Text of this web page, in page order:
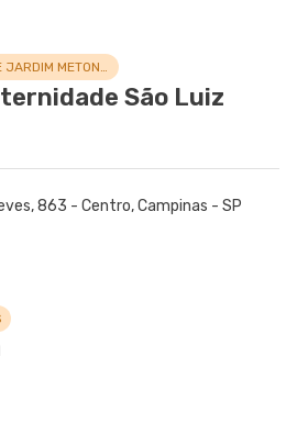
DO CENTRO DE JARDIM METONÓPOLIS
São Luiz
863 - Centro, Campinas - SP